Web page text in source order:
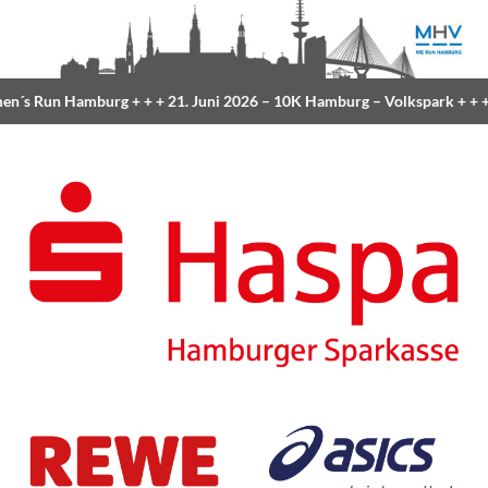
Run Hamburg+ + +21. Juni 2026 –10K Hamburg– Volkspark+ + +